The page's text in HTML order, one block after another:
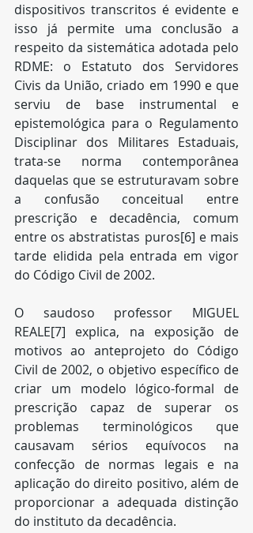
dispositivos transcritos é evidente e
isso já permite uma conclusão a
respeito da sistemática adotada pelo
RDME: o Estatuto dos Servidores
Civis da União, criado em 1990 e que
serviu de base instrumental e
epistemológica para o Regulamento
Disciplinar dos Militares Estaduais,
trata-se norma contemporânea
daquelas que se estruturavam sobre
a confusão conceitual entre
prescrição e decadência, comum
entre os abstratistas puros[6] e mais
tarde elidida pela entrada em vigor
do Código Civil de 2002.
O saudoso professor MIGUEL
REALE[7] explica, na exposição de
motivos ao anteprojeto do Código
Civil de 2002, o objetivo específico de
criar um modelo lógico-formal de
prescrição capaz de superar os
problemas terminológicos que
causavam sérios equívocos na
confecção de normas legais e na
aplicação do direito positivo, além de
proporcionar a adequada distinção
do instituto da decadência.